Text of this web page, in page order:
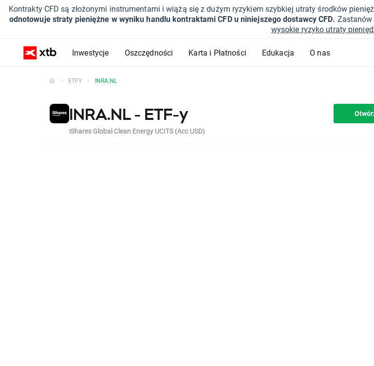
Kontrakty CFD są złożonymi instrumentami i wiążą się z dużym ryzykiem szybkiej utraty środków
odnotowuje straty pieniężne w wyniku handlu kontraktami CFD u niniejszego dostawcy CFD. Zastanów
wysokie ryzyko utraty
Inwestycje Oszczędności Karta i Płatności Edukacja O nas
ETFY INRA.NL
INRA.NL - ETF-y
iShares Global Clean Energy UCITS (Acc USD)